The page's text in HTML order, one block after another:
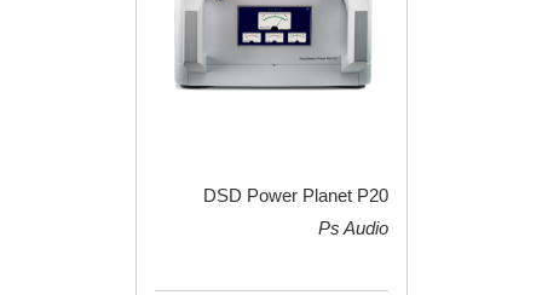
DSD Power Planet P20
Ps Audio